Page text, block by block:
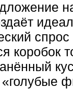
коробок
«голубые